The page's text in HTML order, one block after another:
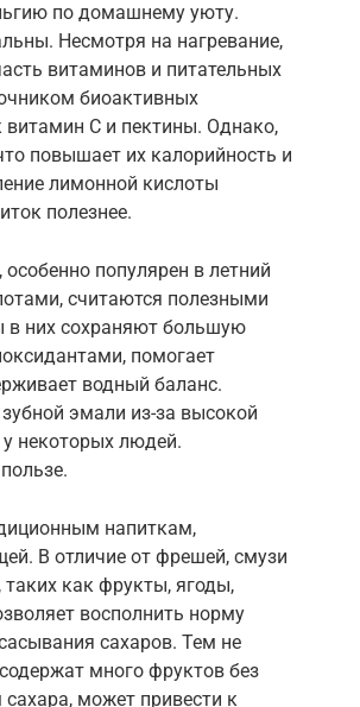
по домашнему уюту.
Несмотря на нагревание,
витаминов и питательных
биоактивных
витамин С и пектины. Однако,
повышает их калорийность и
лимонной кислоты
полезнее.
популярен в летний
считаются полезными
в них сохраняют большую
помогает
водный баланс.
эмали из-за высокой
некоторых людей.
напиткам,
В отличие от фрешей, смузи
таких как фрукты, ягоды,
восполнить норму
сахаров. Тем не
много фруктов без
может привести к